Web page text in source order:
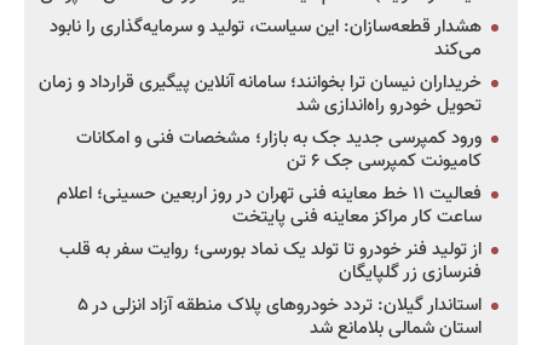
هشدار قطعه‌سازان: این سیاست، تولید و سرمایه‌گذاری را نابود
می‌کند
خریداران نیسان ترا بخوانند؛ سامانه آنلاین پیگیری قرارداد و زمان
تحویل خودرو راه‌اندازی شد
ورود کمپرسی جدید جک به بازار؛ مشخصات فنی و امکانات
کامیونت کمپرسی جک ۶ تن
فعالیت ۱۱ خط معاینه فنی تهران در روز اربعین حسینی؛ اعلام
ساعت کار مراکز معاینه فنی پایتخت
از تولید فنر خودرو تا تولد یک نماد بورسی؛ روایت سفر به قلب
فنرسازی زر گلپایگان
استاندار گیلان: تردد خودروهای پلاک منطقه آزاد انزلی در ۵
استان شمالی بلامانع شد